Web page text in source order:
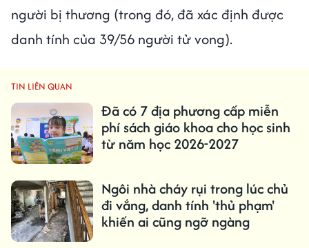
người bị thương (trong đó, đã xác định được
danh tính của 39/56 người tử vong).
TIN LIÊN QUAN
Đã có 7 địa phương cấp miễn
phí sách giáo khoa cho học sinh
từ năm học 2026-2027
Ngôi nhà cháy rụi trong lúc chủ
đi vắng, danh tính 'thủ phạm'
khiến ai cũng ngỡ ngàng